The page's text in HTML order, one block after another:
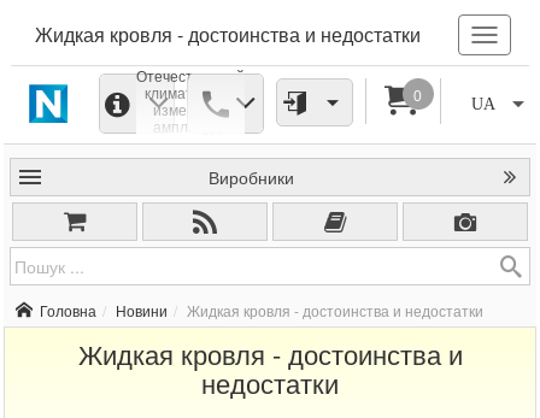
Жидкая кровля - достоинства и недостатки
Отечественный
климат очень
изменчив -
амплитуда
колебания
температур
очень большая.
В некоторых
регионах эта
амплитуда
может быть
суток. При
таких
строительные
материалы
могут
UA
0
Виробники
Головна Новини Жидкая кровля - достоинства и недостатки
Жидкая кровля - достоинства и
недостатки